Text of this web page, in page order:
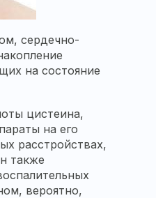
сердечно-
на состояние
цистеина,
на его
расстройствах,
также
вероятно,